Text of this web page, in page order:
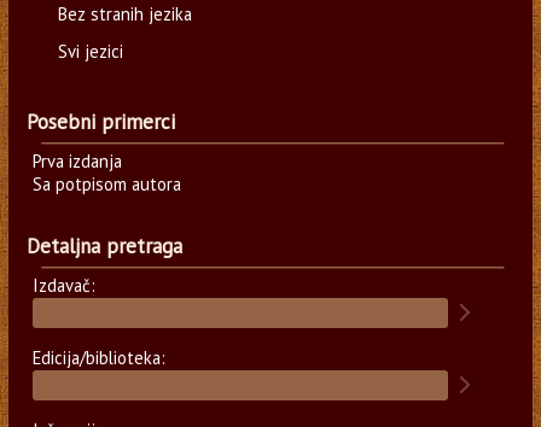
Bez stranih jezika
Svi jezici
Posebni primerci
Prva izdanja
Sa potpisom autora
Detaljna pretraga
Izdavač:
Edicija/biblioteka: